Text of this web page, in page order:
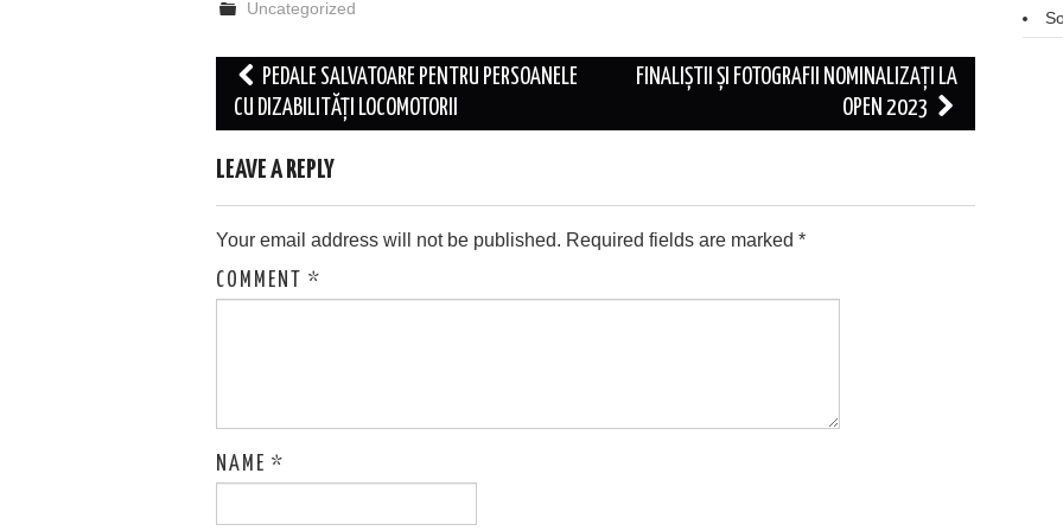
Uncategorized
Post
navigation
PEDALE SALVATOARE PENTRU PERSOANELE
CU DIZABILITĂȚI LOCOMOTORII
FINALIȘTII ȘI FOTOGRAFII NOMINALIZAȚI LA
OPEN 2023
LEAVE A REPLY
Your email address will not be published. Required fields are marked *
COMMENT *
NAME *